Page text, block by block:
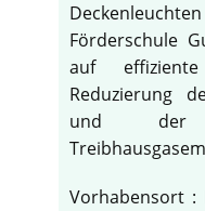
Förderschule
auf effiziente
Reduzierung
und der
Vorhabensort :